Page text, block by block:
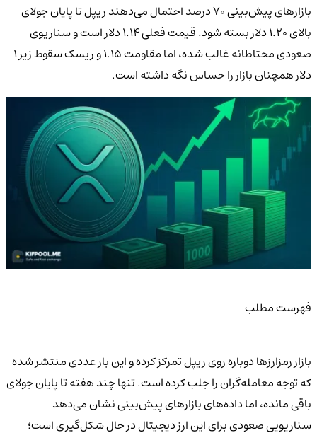
بازارهای پیش‌بینی 70 درصد احتمال می‌دهند ریپل تا پایان جولای
بالای 1.20 دلار بسته شود. قیمت فعلی 1.14 دلار است و سناریوی
صعودی محتاطانه غالب شده، اما مقاومت 1.15 و ریسک سقوط زیر 1
دلار همچنان بازار را حساس نگه داشته است.
فهرست مطلب
بازار رمزارزها دوباره روی ریپل تمرکز کرده و این بار عددی منتشر شده
که توجه معامله‌گران را جلب کرده است. تنها چند هفته تا پایان جولای
باقی مانده، اما داده‌های بازارهای پیش‌بینی نشان می‌دهد
سناریویی صعودی برای این ارز دیجیتال در حال شکل‌گیری است؛